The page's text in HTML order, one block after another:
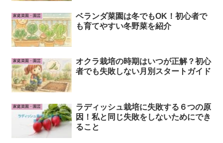
家庭菜園・園芸
ベランダ菜園は冬でもOK！初心者で
も育てやすい冬野菜を紹介
家庭菜園・園芸
オクラ栽培の時期はいつが正解？初心
者でも失敗しない月別スタートガイド
家庭菜園・園芸
ラディッシュ栽培に失敗する６つの原
因！私と同じ失敗をしないためにでき
ること